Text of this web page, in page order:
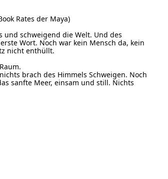
Rates der Maya)
und schweigend die Welt. Und des
Wort. Noch war kein Mensch da, kein
nicht enthüllt.
brach des Himmels Schweigen. Noch
sanfte Meer, einsam und still. Nichts